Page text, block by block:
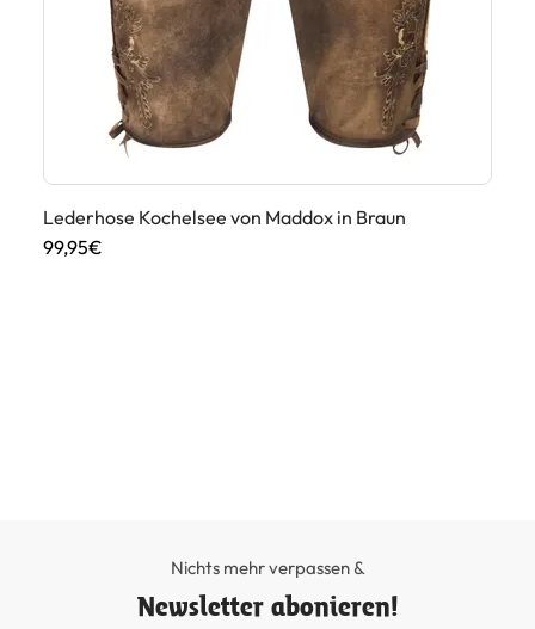
Lederhose Kochelsee von Maddox in Braun
99,95€
Nichts mehr verpassen &
Newsletter abonieren!